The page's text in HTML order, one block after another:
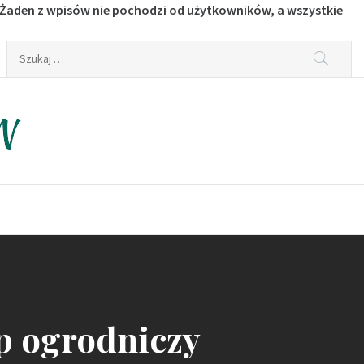
z wpisów nie pochodzi od użytkowników, a wszystkie
Szukaj:
ogrodniczy